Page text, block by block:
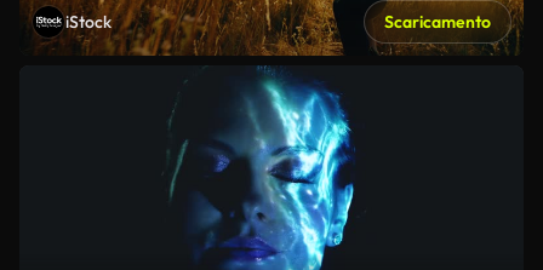
iStock Scaricamento